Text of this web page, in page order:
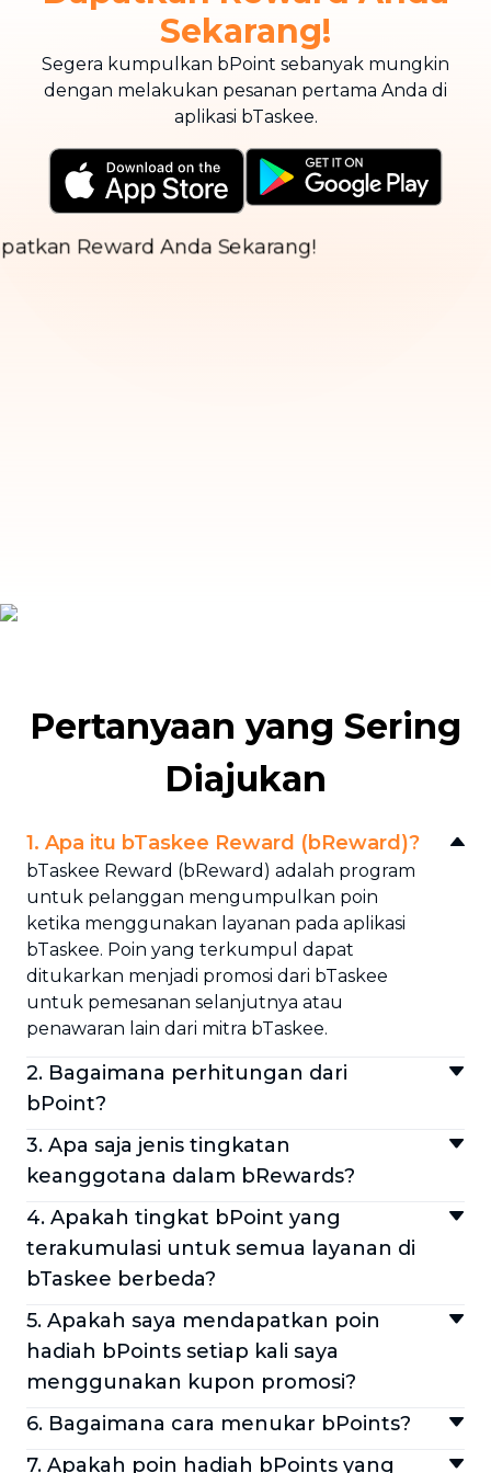
Sekarang!
Segera kumpulkan bPoint sebanyak mungkin
dengan melakukan pesanan pertama Anda di
aplikasi bTaskee.
Pertanyaan yang Sering
Diajukan
1. Apa itu bTaskee Reward (bReward)?
bTaskee Reward (bReward) adalah program
untuk pelanggan mengumpulkan poin
ketika menggunakan layanan pada aplikasi
bTaskee. Poin yang terkumpul dapat
ditukarkan menjadi promosi dari bTaskee
untuk pemesanan selanjutnya atau
penawaran lain dari mitra bTaskee.
2. Bagaimana perhitungan dari
bPoint?
Sesuai dengan peringkat saat ini, Anda akan
mendapatkan pengganda yang berbeda
untuk setiap tingkatan yang Anda dapatkan
(Silver, Gold, dan Platinum).
3. Apa saja jenis tingkatan
keanggotana dalam bRewards?
keanggotaan:
Member: > 0 bPoints
Silver: > 200 bPoints
Gold: > 600 bPoints
Platinum: > 3000 bPoints
Peringkat Anda akan meningkat berdasarkan
poin yang Anda kumpulkan. Setiap peringkat
akan memiliki benefit tersendiri, tergantung
pada peringkat yang Anda dapatkan.
4. Apakah tingkat bPoint yang
terakumulasi untuk semua layanan di
bTaskee berbeda?
untuk semua layanan di bTaskee. Poin yang
terakumulasi yang digunakan untuk
peringkat keanggotaan adalah sama.
5. Apakah saya mendapatkan poin
hadiah bPoints setiap kali saya
menggunakan kupon promosi?
akan dihitung berdasarkan pengeluaran
untuk menggunakan layanan dan tidak
6. Bagaimana cara menukar bPoints?
7. Apakah poin hadiah bPoints yang